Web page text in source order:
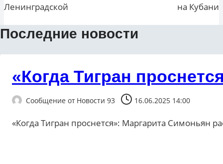
Ленинградской
на Кубани
Последние новости
«Когда Тигран
Сообщение от Новости 93 16.06.2025 14:00
«Когда Тигран проснется»: Маргарита Симоньян